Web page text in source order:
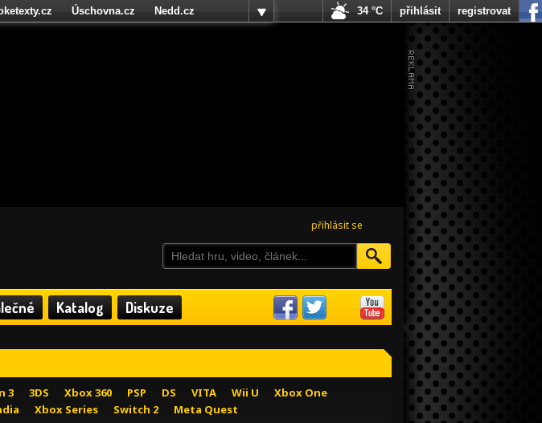
přihlásit se
Katalog Diskuze
3 3DS Xbox 360 PSP DS VITA Wii U
Xbox One
Xbox Series Switch 2 Meta Quest
Úschovna.cz
Nedd.cz
34 °C přihlásit registrovat